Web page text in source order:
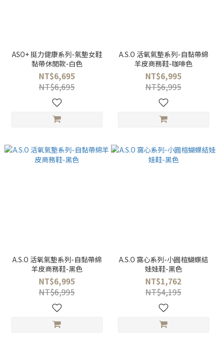
ASO+ 挺力健康系列-氣墊女鞋
黏帶休閒款-白色
NT$6,695
NT$6,695
A.S.O 活氧氣墊系列-自黏帶綿
羊皮商務鞋-咖啡色
NT$6,995
NT$6,995
A.S.O 活氧氣墊系列-自黏帶綿
羊皮商務鞋-黑色
NT$6,995
NT$6,995
A.S.O 窩心系列-小圓楦蝴蝶結
娃娃鞋-黑色
NT$1,762
NT$4,195